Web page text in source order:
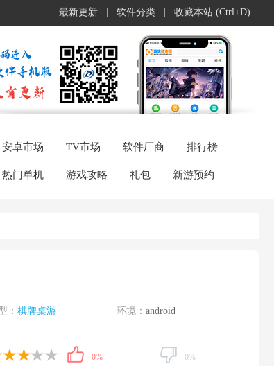
最新更新 软件分类 收藏本站 (Ctrl+D)
安卓市场 TV市场 软件厂商 排行榜
热门单机 游戏攻略 礼包 新游预约
： 棋牌桌游 环境： android
0% 0%